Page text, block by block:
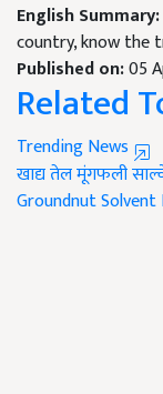
English Summary:
country, know the
Published on:05
Related
Trending News
खाद्य तेलमूंगफली
Groundnut Solvent